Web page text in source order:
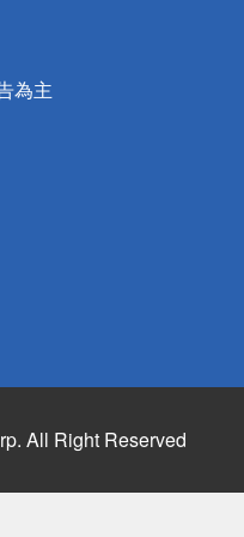
為主
All Right Reserved